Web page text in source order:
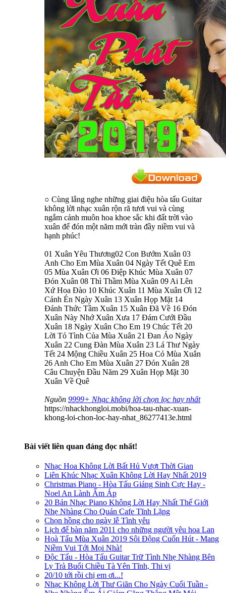
○ Cùng lắng nghe những giai điệu hòa tấu Guitar
không lời nhạc xuân rộn rã tươi vui và cùng
ngắm cảnh muôn hoa khoe sắc khi đất trời vào
xuân để đón một năm mới tràn đầy niềm vui và
hạnh phúc!
01 Xuân Yêu Thương02 Con Bướm Xuân 03
Anh Cho Em Mùa Xuân 04 Ngày Tết Quê Em
05 Mùa Xuân Ơi 06 Điệp Khúc Mùa Xuân 07
Đón Xuân 08 Thì Thầm Mùa Xuân 09 Ai Lên
Xứ Hoa Đào 10 Khúc Xuân 11 Mùa Xuân Ơi 12
Cánh Én Ngày Xuân 13 Xuân Họp Mặt 14
Đánh Thức Tầm Xuân 15 Xuân Đã Về 16 Đón
Xuân Này Nhớ Xuân Xưa 17 Đám Cưới Đầu
Xuân 18 Ngày Xuân Cho Em 19 Chúc Tết 20
Lời Tỏ Tình Của Mùa Xuân 21 Đan Áo Ngày
Xuân 22 Cung Đàn Mùa Xuân 23 Lá Thư Ngày
Tết 24 Mộng Chiều Xuân 25 Hoa Cỏ Mùa Xuân
26 Anh Cho Em Mùa Xuân 27 Đón Xuân 28
Câu Chuyện Đầu Năm 29 Xuân Họp Mặt 30
Xuân Về Quê
Nguồn 9999+ Nhạc không lời chọn lọc hay nhất
https://nhackhongloi.mobi/hoa-tau-nhac-xuan-
khong-loi-chon-loc-hay-nhat_86277413e.html
Bài viết liên quan đáng đọc nhất!
Nhạc Hoa Không Lời Bất Hủ Vượt Thời Gian
Liên Khúc Nhạc Xuân Không Lời Hay Nhất 2019
Christmas Piano - Hòa Tấu Giáng Sinh Cực Hay -
Noel An Lành Ấm Áp
20 Bản Nhạc Piano Không Lời Hay Nhất Thế Giới
Nhẹ Nhàng Cho Quán Cafe Tĩnh Lặng
Chọn hồng cho ngày lễ Tình yêu
Lịch để bàn năm 2011 cho những người yêu hoa Lan
Hoà Tấu Mùa Xuân 2019 Sôi Động Cuốn Hút - Mang
Niềm Vui Tới Mọi Nhà!
Độc Tấu - Hòa Tấu Guitar Trữ Tình Nhẹ Nhàng Bên
Ly Trà Buổi Chiều Tà Yên Tĩnh, Thi vị
20/10 tới rồi chị em ơi...!
Nhạc Không Lời Thư Giãn Cho Ngày Cuối Tuần -